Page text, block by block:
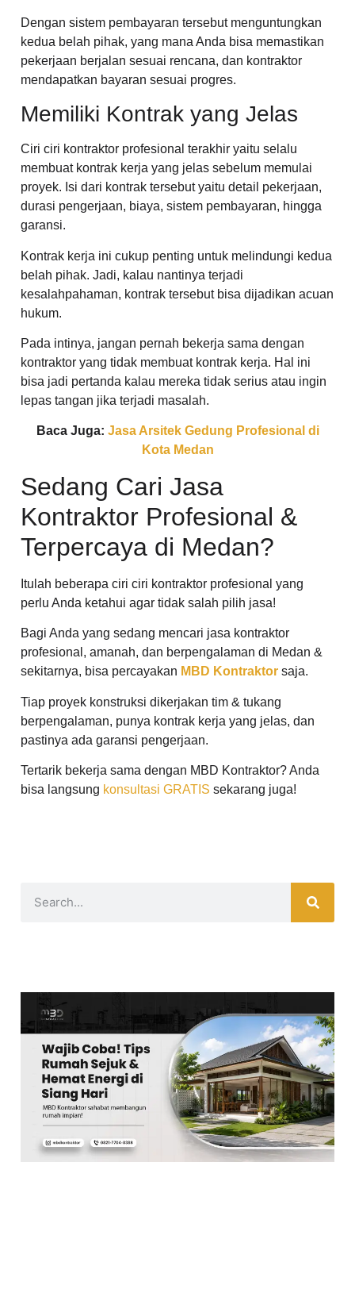
Dengan sistem pembayaran tersebut menguntungkan
kedua belah pihak, yang mana Anda bisa memastikan
pekerjaan berjalan sesuai rencana, dan kontraktor
mendapatkan bayaran sesuai progres.
Memiliki Kontrak yang Jelas
Ciri ciri kontraktor profesional terakhir yaitu selalu
membuat kontrak kerja yang jelas sebelum memulai
proyek. Isi dari kontrak tersebut yaitu detail pekerjaan,
durasi pengerjaan, biaya, sistem pembayaran, hingga
garansi.
Kontrak kerja ini cukup penting untuk melindungi kedua
belah pihak. Jadi, kalau nantinya terjadi
kesalahpahaman, kontrak tersebut bisa dijadikan acuan
hukum.
Pada intinya, jangan pernah bekerja sama dengan
kontraktor yang tidak membuat kontrak kerja. Hal ini
bisa jadi pertanda kalau mereka tidak serius atau ingin
lepas tangan jika terjadi masalah.
Baca Juga: Jasa Arsitek Gedung Profesional di
Kota Medan
Sedang Cari Jasa
Kontraktor Profesional &
Terpercaya di Medan?
Itulah beberapa ciri ciri kontraktor profesional yang
perlu Anda ketahui agar tidak salah pilih jasa!
Bagi Anda yang sedang mencari jasa kontraktor
profesional, amanah, dan berpengalaman di Medan &
sekitarnya, bisa percayakan MBD Kontraktor saja.
Tiap proyek konstruksi dikerjakan tim & tukang
berpengalaman, punya kontrak kerja yang jelas, dan
pastinya ada garansi pengerjaan.
Tertarik bekerja sama dengan MBD Kontraktor? Anda
bisa langsung konsultasi GRATIS sekarang juga!